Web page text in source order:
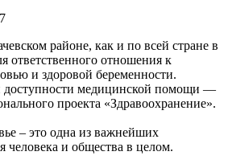
районе, как и по всей стране в
ответственного отношения к
и здоровой беременности.
доступности медицинской помощи —
проекта «Здравоохранение».
– это одна из важнейших
человека и общества в целом.